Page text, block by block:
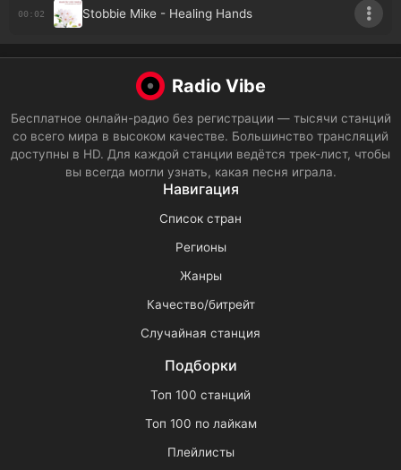
00:02 Stobbie Mike - Healing Hands
Radio Vibe
Бесплатное онлайн-радио без регистрации — тысячи станций
со всего мира в высоком качестве. Большинство трансляций
доступны в HD. Для каждой станции ведётся трек-лист, чтобы
вы всегда могли узнать, какая песня играла.
Навигация
Список стран
Регионы
Жанры
Качество/битрейт
Случайная станция
Подборки
Топ 100 станций
Топ 100 по лайкам
Плейлисты